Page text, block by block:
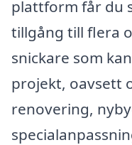
plattform får du
tillgång till flera
snickare som
projekt, oavsett
renovering,